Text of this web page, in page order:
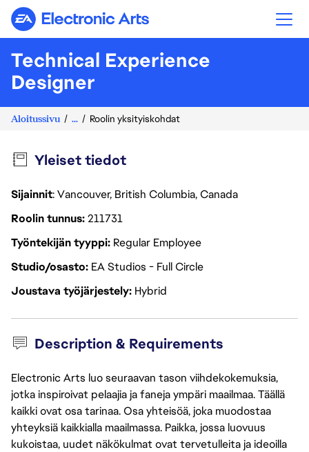
Electronic Arts
Technical Experience
Designer
Aloitussivu ... Roolin yksityiskohdat
Yleiset tiedot
Sijainnit: Vancouver, British Columbia, Canada
Roolin tunnus211731
Työntekijän tyyppi Regular Employee
Studio/osasto EA Studios - Full Circle
Joustava työjärjestely Hybrid
Description & Requirements
Electronic Arts luo seuraavan tason viihdekokemuksia,
jotka inspiroivat pelaajia ja faneja ympäri maailmaa. Täällä
kaikki ovat osa tarinaa. Osa yhteisöä, joka muodostaa
yhteyksiä kaikkialla maailmassa. Paikka, jossa luovuus
kukoistaa, uudet näkökulmat ovat tervetulleita ja ideoilla